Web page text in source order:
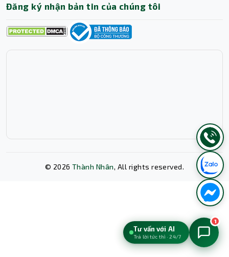
Đăng ký nhận bản tin của chúng tôi
© 2026 Thành Nhân, All rights reserved.
Tư vấn với AI
Trả lời tức thì · 24/7
1